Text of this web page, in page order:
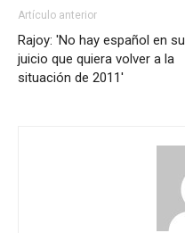
Artículo anterior
Rajoy: 'No hay español en su
juicio que quiera volver a la
situación de 2011'